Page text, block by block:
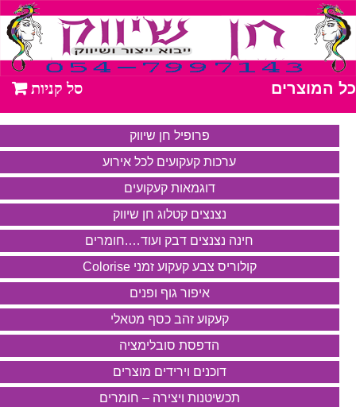
כל המוצרים
פרופיל חן שיווק
ערכות קעקועים לכל אירוע
דוגמאות קעקועים
נצנצים קטלוג חן שיווק
חינה נצנצים דבק ועוד….חומרים
קולוריס צבע קעקוע זמני Colorise
איפור גוף ופנים
קעקוע זהב כסף מטאלי
הדפסת סובלימציה
דוכנים וירידים מוצרים
תכשיטנות ויצירה – חומרים